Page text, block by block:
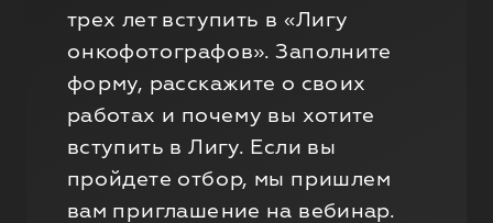
трех лет вступить в «Лигу
онкофотографов». Заполните
форму, расскажите о своих
работах и почему вы хотите
вступить в Лигу. Если вы
пройдете отбор, мы пришлем
вам приглашение на вебинар.